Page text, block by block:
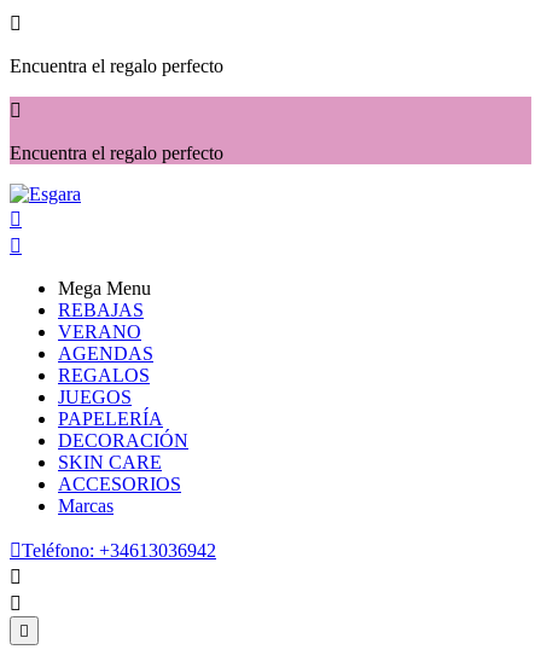

Encuentra el regalo perfecto

Encuentra el regalo perfecto


Mega Menu
REBAJAS
VERANO
AGENDAS
REGALOS
JUEGOS
PAPELERÍA
DECORACIÓN
SKIN CARE
ACCESORIOS
Marcas
Teléfono: +34613036942


